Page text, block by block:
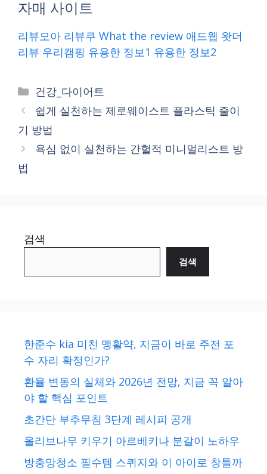
자매 사이트
리뷰모아 리뷰쿠 What the review 애드웹 왓더
리뷰 우리캠핑 유용한 정보1 유용한 정보2
Categories
건강_다이어트
쉽게 실천하는 제로웨이스트 플라스틱 줄이
기 방법
욕심 없이 실천하는 간헐적 미니멀리스트 방
법
검색
검색
한준수 kia 미친 맹활약, 지금이 바로 주전 포
수 자리 확정인가?
환율 변동의 실체와 2026년 전망, 지금 꼭 알아
야 할 핵심 포인트
초간단 부추무침 3단계 레시피 공개
올리브나무 키우기 아르베키나 분갈이 노하우
방충망청소 필수템 스퀴지와 이 아이로 창틀까